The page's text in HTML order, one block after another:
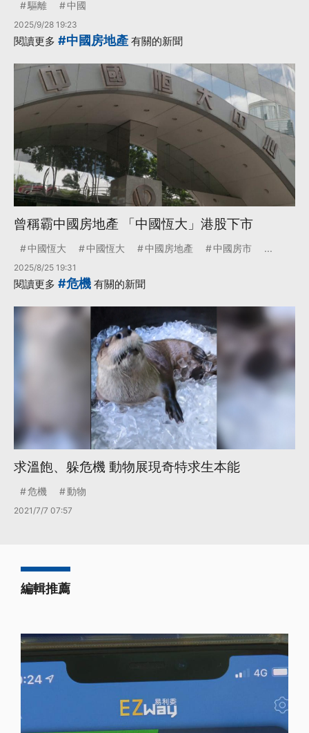
驅離 中國
2025/9/28 19:23
閱讀更多 #中國房地產 有關的新聞
曾稱霸中國房地產 「中國恆大」港股下市
中國恆大 中國恆大 中國房地產 中國房市 ...
2025/8/25 19:31
閱讀更多 #危機 有關的新聞
求溫飽、躲危機 動物展現奇特求生本能
危機 動物
2021/7/7 07:57
編輯推薦